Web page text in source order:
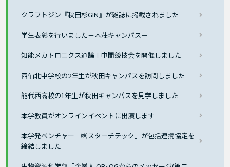
クラフトジン『秋田杉GIN』が雑誌に掲載されました
学生表彰を行いました－本荘キャンパス－
知能メカトロニクス通論Ⅰ中間競技会を開催しました
西仙北中学校の2年生が秋田キャンパスを訪問しました
能代西高校の1年生が秋田キャンパスを見学しました
本学教員がオンラインイベントに出演します
本学発ベンチャー「㈱スターチテック」が包括連携協定を
締結しました